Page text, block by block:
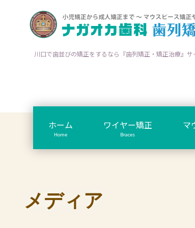
川口で歯並びの矯正をするなら『歯列矯正・矯正治療』
ホーム
Home
ワイヤー矯正
Braces
マ
メディア